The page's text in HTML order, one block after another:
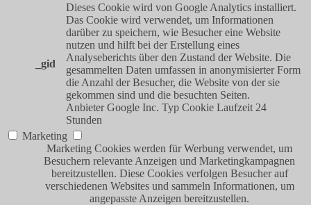
_gid
Dieses Cookie wird von Google Analytics installiert.
Das Cookie wird verwendet, um Informationen
darüber zu speichern, wie Besucher eine Website
nutzen und hilft bei der Erstellung eines
Analyseberichts über den Zustand der Website. Die
gesammelten Daten umfassen in anonymisierter Form
die Anzahl der Besucher, die Website von der sie
gekommen sind und die besuchten Seiten.
Anbieter Google Inc. Typ Cookie Laufzeit 24
Stunden
Marketing
Marketing Cookies werden für Werbung verwendet, um
Besuchern relevante Anzeigen und Marketingkampagnen
bereitzustellen. Diese Cookies verfolgen Besucher auf
verschiedenen Websites und sammeln Informationen, um
angepasste Anzeigen bereitzustellen.